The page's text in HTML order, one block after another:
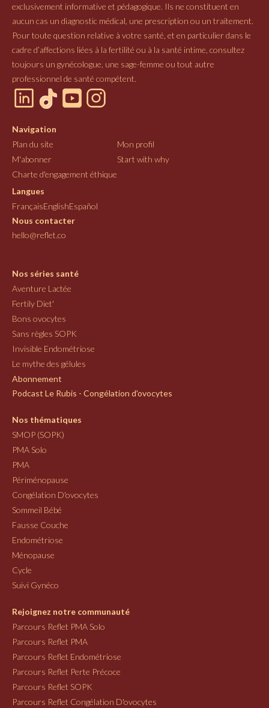
exclusivement informative et pédagogique. Ils ne constituent en
aucun cas un diagnostic médical, une prescription ou un traitement.
Pour toute question relative à votre santé, et en particulier dans le
cadre d’affections liées à la fertilité ou à la santé intime, consultez
toujours un gynécologue, une sage-femme ou tout autre
professionnel de santé compétent.
Navigation
Plan du site
Mon profil
M'abonner
Start with why
Charte d'engagement éthique
Langues
FrançaisEnglishEspañol
Nous contacter
hello@reflet.co
Nos séries santé
Aventure Lactée
Fertily Diet'
Bons ovocytes
Sans règles SOPK
Invisible Endométriose
Le mythe des gélules
Abonnement
Podcast Le Rubis - Congélation d'ovocytes
Nos thématiques
SMOP (SOPK)
PMA Solo
PMA
Périménopause
Congélation D'ovocytes
Sommeil Bébé
Fausse Couche
Endométriose
Ménopause
Cycle
Suivi Gynéco
Rejoignez notre communauté
Parcours Reflet PMA Solo
Parcours Reflet PMA
Parcours Reflet Endométriose
Parcours Reflet Perte Précoce
Parcours Reflet SOPK
Parcours Reflet Congélation D'ovocytes